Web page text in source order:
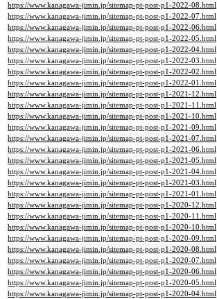
https://www.kanagawa-jimin.jp/sitemap-pt-post-p1-2022-08.html
https://www.kanagawa-jimin.jp/sitemap-pt-post-p1-2022-07.html
https://www.kanagawa-jimin.jp/sitemap-pt-post-p1-2022-06.html
https://www.kanagawa-jimin.jp/sitemap-pt-post-p1-2022-05.html
https://www.kanagawa-jimin.jp/sitemap-pt-post-p1-2022-04.html
https://www.kanagawa-jimin.jp/sitemap-pt-post-p1-2022-03.html
https://www.kanagawa-jimin.jp/sitemap-pt-post-p1-2022-02.html
https://www.kanagawa-jimin.jp/sitemap-pt-post-p1-2022-01.html
https://www.kanagawa-jimin.jp/sitemap-pt-post-p1-2021-12.html
https://www.kanagawa-jimin.jp/sitemap-pt-post-p1-2021-11.html
https://www.kanagawa-jimin.jp/sitemap-pt-post-p1-2021-10.html
https://www.kanagawa-jimin.jp/sitemap-pt-post-p1-2021-09.html
https://www.kanagawa-jimin.jp/sitemap-pt-post-p1-2021-07.html
https://www.kanagawa-jimin.jp/sitemap-pt-post-p1-2021-06.html
https://www.kanagawa-jimin.jp/sitemap-pt-post-p1-2021-05.html
https://www.kanagawa-jimin.jp/sitemap-pt-post-p1-2021-04.html
https://www.kanagawa-jimin.jp/sitemap-pt-post-p1-2021-03.html
https://www.kanagawa-jimin.jp/sitemap-pt-post-p1-2021-01.html
https://www.kanagawa-jimin.jp/sitemap-pt-post-p1-2020-12.html
https://www.kanagawa-jimin.jp/sitemap-pt-post-p1-2020-11.html
https://www.kanagawa-jimin.jp/sitemap-pt-post-p1-2020-10.html
https://www.kanagawa-jimin.jp/sitemap-pt-post-p1-2020-09.html
https://www.kanagawa-jimin.jp/sitemap-pt-post-p1-2020-08.html
https://www.kanagawa-jimin.jp/sitemap-pt-post-p1-2020-07.html
https://www.kanagawa-jimin.jp/sitemap-pt-post-p1-2020-06.html
https://www.kanagawa-jimin.jp/sitemap-pt-post-p1-2020-05.html
https://www.kanagawa-jimin.jp/sitemap-pt-post-p1-2020-04.html